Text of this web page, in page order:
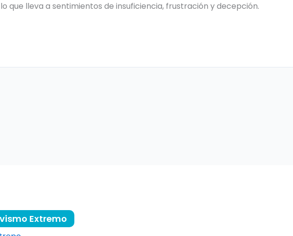
que lleva a sentimientos de insuficiencia, frustración y decepción.
Extremo